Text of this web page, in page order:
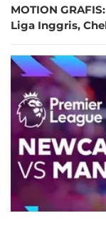
MOTION
Liga Inggris,